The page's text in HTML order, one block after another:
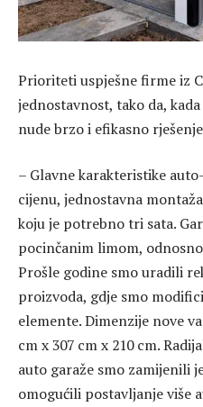
Prioriteti uspješne firme iz
jednostavnost, tako da,
nude brzo i efikasno
– Glavne karakteristike
cijenu, jednostavna
koju je potrebno tri sata.
pocinčanim limom,
Prošle godine smo uradili
proizvoda, gdje smo
elemente. Dimenzije nove
cm x 307 cm x 210 cm.
auto garaže smo zamijenili
omogućili postavljanje više